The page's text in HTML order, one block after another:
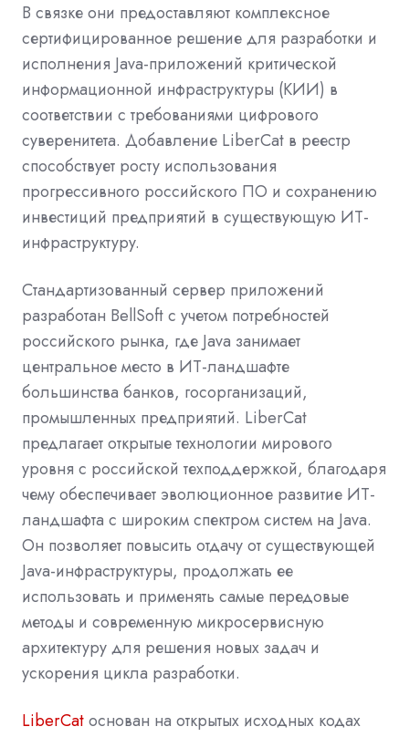
В связке они предоставляют комплексное
сертифицированное решение для разработки и
исполнения Java-приложений критической
информационной инфраструктуры (КИИ) в
соответствии с требованиями цифрового
суверенитета. Добавление LiberCat в реестр
способствует росту использования
прогрессивного российского ПО и сохранению
инвестиций предприятий в существующую ИТ-
инфраструктуру.
Стандартизованный сервер приложений
разработан BellSoft с учетом потребностей
российского рынка, где Java занимает
центральное место в ИТ-ландшафте
большинства банков, госорганизаций,
промышленных предприятий. LiberCat
предлагает открытые технологии мирового
уровня с российской техподдержкой, благодаря
чему обеспечивает эволюционное развитие ИТ-
ландшафта с широким спектром систем на Java.
Он позволяет повысить отдачу от существующей
Java-инфраструктуры, продолжать ее
использовать и применять самые передовые
методы и современную микросервисную
архитектуру для решения новых задач и
ускорения цикла разработки.
LiberCatоснован на открытых исходных кодах